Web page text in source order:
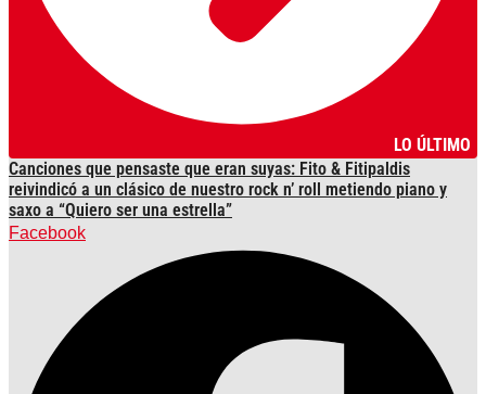
LO ÚLTIMO
Canciones que pensaste que eran suyas: Fito & Fitipaldis
reivindicó a un clásico de nuestro rock n’ roll metiendo piano y
saxo a “Quiero ser una estrella”
Facebook